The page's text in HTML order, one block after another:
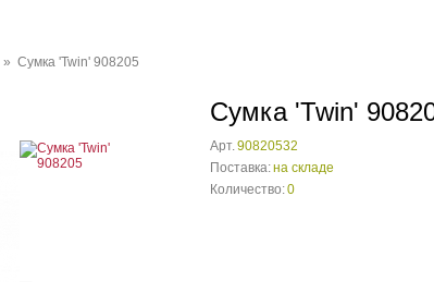
» Сумка 'Twin' 908205
Сумка 'Twin'
Арт.90820532
Поставка:на складе
Количество:0